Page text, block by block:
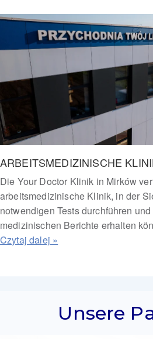
ARBEITSMEDIZINISCHE
Die Your Doctor Klinik in Mirków
arbeitsmedizinische Klinik, in der
notwendigen Tests durchführen
medizinischen Berichte erhalten
Unsere